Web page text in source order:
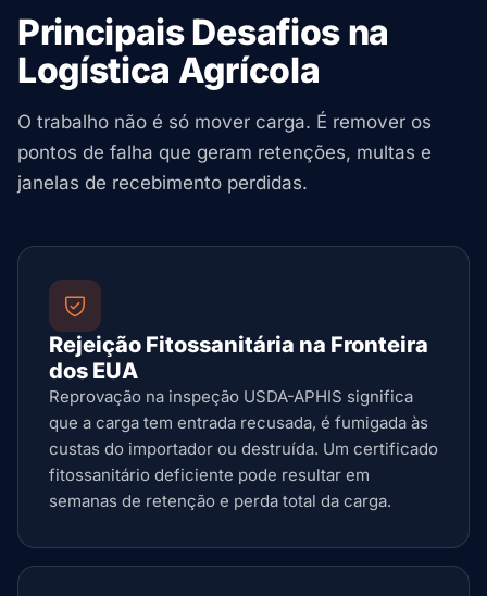
Principais Desafios na
Logística Agrícola
O trabalho não é só mover carga. É remover os
pontos de falha que geram retenções, multas e
janelas de recebimento perdidas.
Rejeição Fitossanitária na Fronteira
dos EUA
Reprovação na inspeção USDA-APHIS significa
que a carga tem entrada recusada, é fumigada às
custas do importador ou destruída. Um certificado
fitossanitário deficiente pode resultar em
semanas de retenção e perda total da carga.